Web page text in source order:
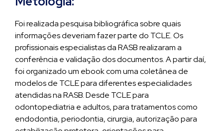
Foi realizada pesquisa bibliográfica sobre quais
informações deveriam fazer parte do TCLE. Os
profissionais especialistas da RASB realizaram a
conferência e validação dos documentos. A partir daí,
foi organizado um ebook com uma coletânea de
modelos de TCLE para diferentes especialidades
atendidas na RASB. Desde TCLE para
odontopediatria e adultos, para tratamentos como
endodontia, periodontia, cirurgia, autorização para